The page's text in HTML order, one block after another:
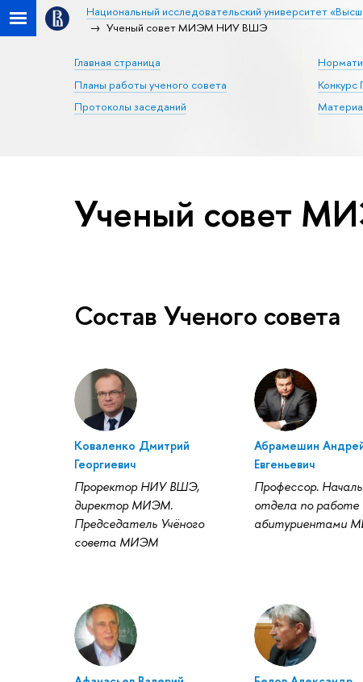
Национальный исследовательский университет
Ученый совет МИЭМ НИУ ВШЭ
Главная страница
Планы работы ученого совета
Протоколы заседаний
Ученый совет
Состав Ученого совета
Коваленко Дмитрий
Георгиевич
Проректор НИУ ВШЭ,
директор МИЭМ.
Председатель Учёного
совета МИЭМ
Абрамешин
Евгеньевич
Профессор.
отдела по работе
абитуриентами